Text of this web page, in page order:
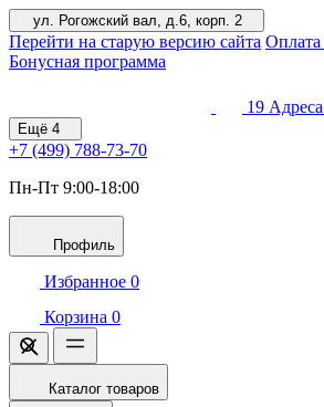
ул. Рогожский вал, д.6, корп. 2
Перейти на старую версию сайта Оплата
Бонусная программа
19
Ещё 4
+7 (499) 788-73-70
Пн-Пт 9:00-18:00
Профиль
Избранное 0
Корзина 0
Каталог товаров